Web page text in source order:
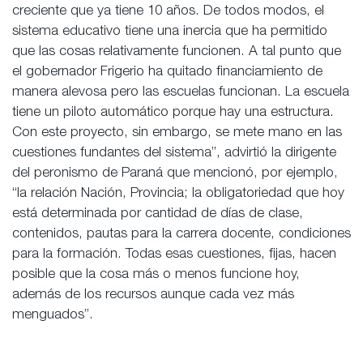
creciente que ya tiene 10 años. De todos modos, el
sistema educativo tiene una inercia que ha permitido
que las cosas relativamente funcionen. A tal punto que
el gobernador Frigerio ha quitado financiamiento de
manera alevosa pero las escuelas funcionan. La escuela
tiene un piloto automático porque hay una estructura.
Con este proyecto, sin embargo, se mete mano en las
cuestiones fundantes del sistema”, advirtió la dirigente
del peronismo de Paraná que mencionó, por ejemplo,
“la relación Nación, Provincia; la obligatoriedad que hoy
está determinada por cantidad de días de clase,
contenidos, pautas para la carrera docente, condiciones
para la formación. Todas esas cuestiones, fijas, hacen
posible que la cosa más o menos funcione hoy,
además de los recursos aunque cada vez más
menguados”.